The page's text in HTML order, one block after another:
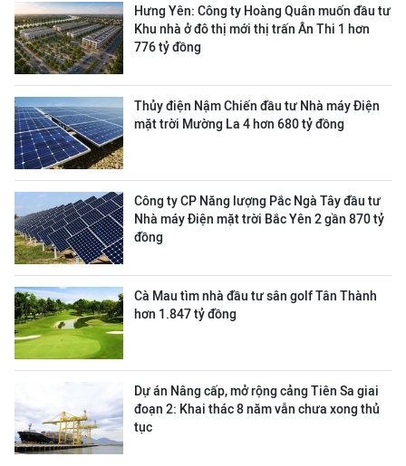
Hưng Yên: Công ty Hoàng Quân muốn đầu tư
Khu nhà ở đô thị mới thị trấn Ân Thi 1 hơn
776 tỷ đồng
Thủy điện Nậm Chiến đầu tư Nhà máy Điện
mặt trời Mường La 4 hơn 680 tỷ đồng
Công ty CP Năng lượng Pắc Ngà Tây đầu tư
Nhà máy Điện mặt trời Bắc Yên 2 gần 870 tỷ
đồng
Cà Mau tìm nhà đầu tư sân golf Tân Thành
hơn 1.847 tỷ đồng
Dự án Nâng cấp, mở rộng cảng Tiên Sa giai
đoạn 2: Khai thác 8 năm vẫn chưa xong thủ
tục